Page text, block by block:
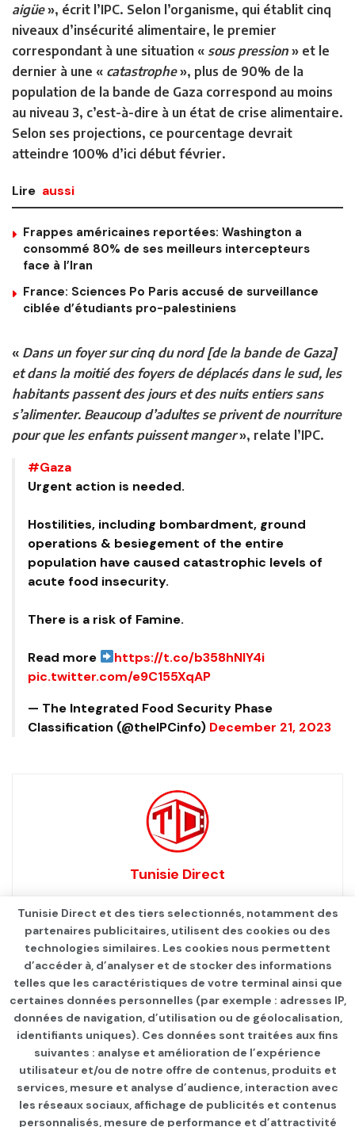
aigüe», écrit l’IPC. Selon l’organisme, qui établit cinq
niveaux d’insécurité alimentaire, le premier
correspondant à une situation « sous pression » et le
dernier à une « catastrophe», plus de 90% de la
population de la bande de Gaza correspond au moins
au niveau 3, c’est-à-dire à un état de crise alimentaire.
Selon ses projections, ce pourcentage devrait
atteindre 100% d’ici début février.
Lire aussi
Frappes américaines reportées: Washington a
consommé 80% de ses meilleurs intercepteurs
face à l’Iran
France: Sciences Po Paris accusé de surveillance
ciblée d’étudiants pro-palestiniens
« Dans un foyer sur cinq du nord [de la bande de Gaza]
et dans la moitié des foyers de déplacés dans le sud, les
habitants passent des jours et des nuits entiers sans
s’alimenter. Beaucoup d’adultes se privent de nourriture
pour que les enfants puissent manger», relate l’IPC.
#Gaza
Urgent action is needed.
Hostilities, including bombardment, ground
operations & besiegement of the entire
population have caused catastrophic levels of
acute food insecurity.
There is a risk of Famine.
Read more
https://t.co/b358hNlY4i
pic.twitter.com/e9C155XqAP
— The Integrated Food Security Phase
Classification (@theIPCinfo) December 21, 2023
Tunisie Direct
Qui sommes-nous ? Advertise Contact S’identifier
© 2021TUNISIE DIRECT.
Tunisie Direct et des tiers selectionnés, notamment des
partenaires publicitaires, utilisent des cookies ou des
technologies similaires. Les cookies nous permettent
d’accéder à, d’analyser et de stocker des informations
telles que les caractéristiques de votre terminal ainsi que
certaines données personnelles (par exemple : adresses IP,
données de navigation, d’utilisation ou de géolocalisation,
identifiants uniques). Ces données sont traitées aux fins
suivantes : analyse et amélioration de l’expérience
utilisateur et/ou de notre offre de contenus, produits et
services, mesure et analyse d’audience, interaction avec
les réseaux sociaux, affichage de publicités et contenus
personnalisés, mesure de performance et d’attractivité